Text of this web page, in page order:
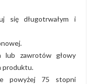
się długotrwałym i
lub zawrotów głowy
produktu.
powyżej 75 stopni